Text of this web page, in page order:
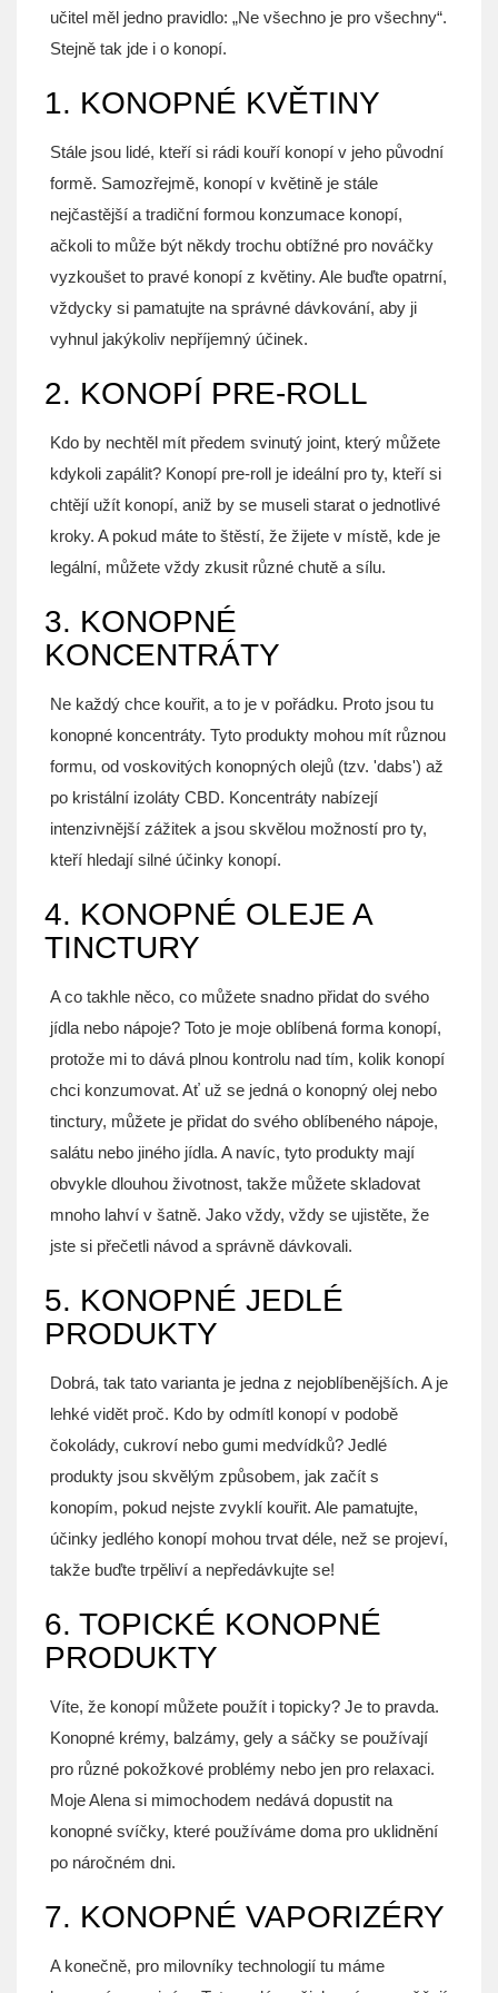
učitel měl jedno pravidlo: „Ne všechno je pro všechny“.
Stejně tak jde i o konopí.
1. KONOPNÉ KVĚTINY
Stále jsou lidé, kteří si rádi kouří konopí v jeho původní
formě. Samozřejmě, konopí v květině je stále
nejčastější a tradiční formou konzumace konopí,
ačkoli to může být někdy trochu obtížné pro nováčky
vyzkoušet to pravé konopí z květiny. Ale buďte opatrní,
vždycky si pamatujte na správné dávkování, aby ji
vyhnul jakýkoliv nepříjemný účinek.
2. KONOPÍ PRE-ROLL
Kdo by nechtěl mít předem svinutý joint, který můžete
kdykoli zapálit? Konopí pre-roll je ideální pro ty, kteří si
chtějí užít konopí, aniž by se museli starat o jednotlivé
kroky. A pokud máte to štěstí, že žijete v místě, kde je
legální, můžete vždy zkusit různé chutě a sílu.
3. KONOPNÉ
KONCENTRÁTY
Ne každý chce kouřit, a to je v pořádku. Proto jsou tu
konopné koncentráty. Tyto produkty mohou mít různou
formu, od voskovitých konopných olejů (tzv. 'dabs') až
po kristální izoláty CBD. Koncentráty nabízejí
intenzivnější zážitek a jsou skvělou možností pro ty,
kteří hledají silné účinky konopí.
4. KONOPNÉ OLEJE A
TINCTURY
A co takhle něco, co můžete snadno přidat do svého
jídla nebo nápoje? Toto je moje oblíbená forma konopí,
protože mi to dává plnou kontrolu nad tím, kolik konopí
chci konzumovat. Ať už se jedná o konopný olej nebo
tinctury, můžete je přidat do svého oblíbeného nápoje,
salátu nebo jiného jídla. A navíc, tyto produkty mají
obvykle dlouhou životnost, takže můžete skladovat
mnoho lahví v šatně. Jako vždy, vždy se ujistěte, že
jste si přečetli návod a správně dávkovali.
5. KONOPNÉ JEDLÉ
PRODUKTY
Dobrá, tak tato varianta je jedna z nejoblíbenějších. A je
lehké vidět proč. Kdo by odmítl konopí v podobě
čokolády, cukroví nebo gumi medvídků? Jedlé
produkty jsou skvělým způsobem, jak začít s
konopím, pokud nejste zvyklí kouřit. Ale pamatujte,
účinky jedlého konopí mohou trvat déle, než se projeví,
takže buďte trpěliví a nepředávkujte se!
6. TOPICKÉ KONOPNÉ
PRODUKTY
Víte, že konopí můžete použít i topicky? Je to pravda.
Konopné krémy, balzámy, gely a sáčky se používají
pro různé pokožkové problémy nebo jen pro relaxaci.
Moje Alena si mimochodem nedává dopustit na
konopné svíčky, které používáme doma pro uklidnění
po náročném dni.
7. KONOPNÉ VAPORIZÉRY
A konečně, pro milovníky technologií tu máme